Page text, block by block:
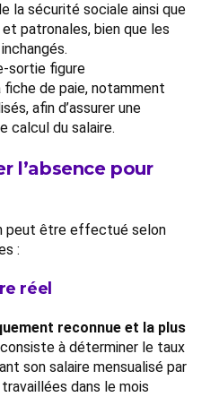
la sécurité sociale ainsi que
patronales, bien que les
sortie figure
de paie, notamment
afin d’assurer une
calcul du salaire.
l’absence pour
peut être effectué selon
:
réel
reconnue et la plus
à déterminer le taux
son salaire mensualisé par
dans le mois